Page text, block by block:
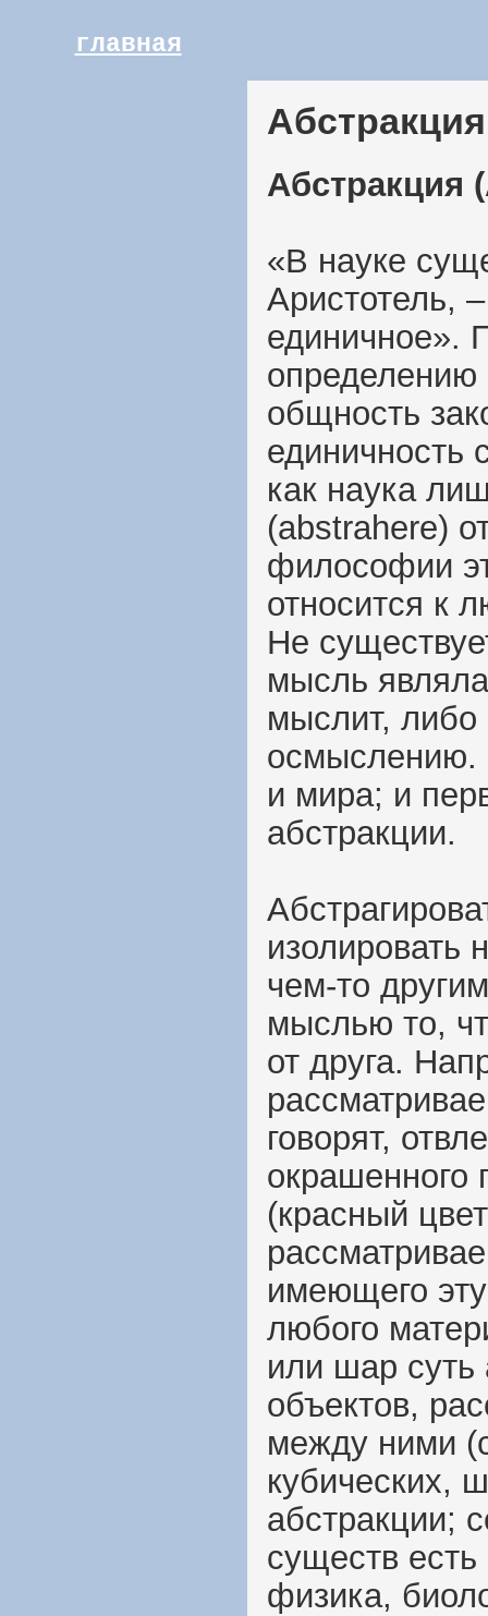
главная
Абстракция
«В науке
Аристотель,
единичное».
определению
общность
единичность
как наука
(abstrahere)
философии
относится к
Не
мысль
мыслит, либо
осмыслению.
и мира; и
абстракции.
изолировать
чем-то
мыслью то,
от друга.
говорят,
окрашенного
(красный
имеющего
любого
или шар суть
объектов,
между ними
кубических,
абстракции;
существ
физика,